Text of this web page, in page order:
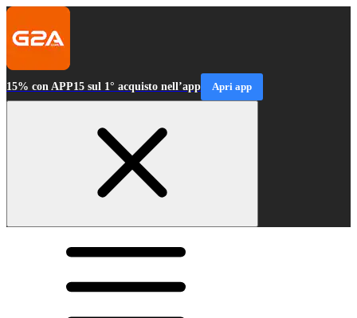
15% con APP15 sul 1° acquisto nell’app Apri app